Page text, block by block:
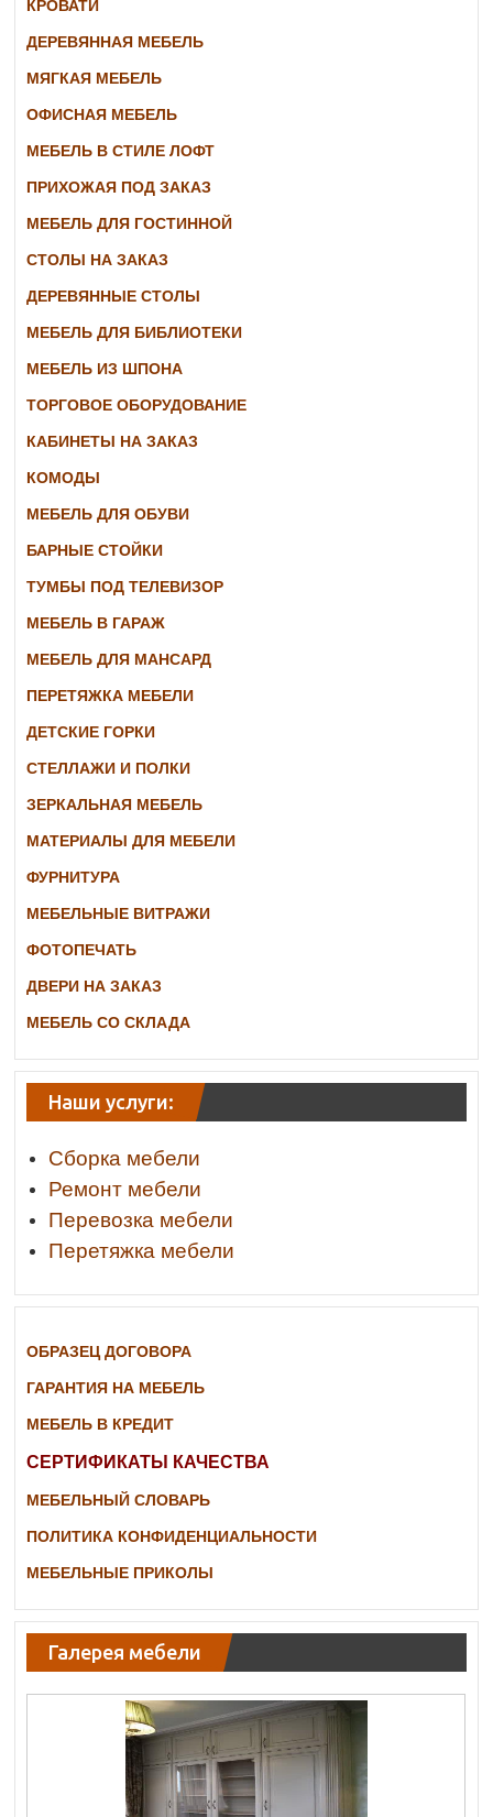
КРОВАТИ
ДЕРЕВЯННАЯ МЕБЕЛЬ
МЯГКАЯ МЕБЕЛЬ
ОФИСНАЯ МЕБЕЛЬ
МЕБЕЛЬ В СТИЛЕ ЛОФТ
ПРИХОЖАЯ ПОД ЗАКАЗ
МЕБЕЛЬ ДЛЯ ГОСТИННОЙ
СТОЛЫ НА ЗАКАЗ
ДЕРЕВЯННЫЕ СТОЛЫ
МЕБЕЛЬ ДЛЯ БИБЛИОТЕКИ
МЕБЕЛЬ ИЗ ШПОНА
ТОРГОВОЕ ОБОРУДОВАНИЕ
КАБИНЕТЫ НА ЗАКАЗ
КОМОДЫ
МЕБЕЛЬ ДЛЯ ОБУВИ
БАРНЫЕ СТОЙКИ
ТУМБЫ ПОД ТЕЛЕВИЗОР
МЕБЕЛЬ В ГАРАЖ
МЕБЕЛЬ ДЛЯ МАНСАРД
ПЕРЕТЯЖКА МЕБЕЛИ
ДЕТСКИЕ ГОРКИ
СТЕЛЛАЖИ И ПОЛКИ
ЗЕРКАЛЬНАЯ МЕБЕЛЬ
МАТЕРИАЛЫ ДЛЯ МЕБЕЛИ
ФУРНИТУРА
МЕБЕЛЬНЫЕ ВИТРАЖИ
ФОТОПЕЧАТЬ
ДВЕРИ НА ЗАКАЗ
МЕБЕЛЬ СО СКЛАДА
Наши услуги:
Сборка мебели
Ремонт мебели
Перевозка мебели
Перетяжка мебели
ОБРАЗЕЦ ДОГОВОРА
ГАРАНТИЯ НА МЕБЕЛЬ
МЕБЕЛЬ В КРЕДИТ
СЕРТИФИКАТЫ КАЧЕСТВА
МЕБЕЛЬНЫЙ СЛОВАРЬ
ПОЛИТИКА КОНФИДЕНЦИАЛЬНОСТИ
МЕБЕЛЬНЫЕ ПРИКОЛЫ
Галерея мебели